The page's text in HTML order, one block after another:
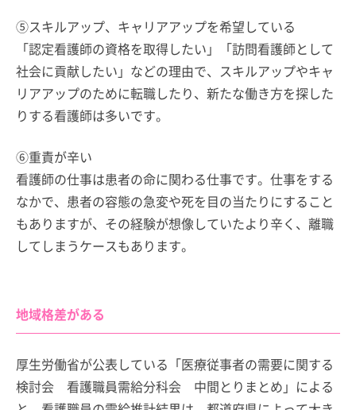
⑤スキルアップ、キャリアアップを希望している
「認定看護師の資格を取得したい」「訪問看護師として
社会に貢献したい」などの理由で、スキルアップやキャ
リアアップのために転職したり、新たな働き方を探した
りする看護師は多いです。
⑥重責が辛い
看護師の仕事は患者の命に関わる仕事です。仕事をする
なかで、患者の容態の急変や死を目の当たりにすること
もありますが、その経験が想像していたより辛く、離職
してしまうケースもあります。
地域格差がある
厚生労働省が公表している「医療従事者の需要に関する
検討会 看護職員需給分科会 中間とりまとめ」による